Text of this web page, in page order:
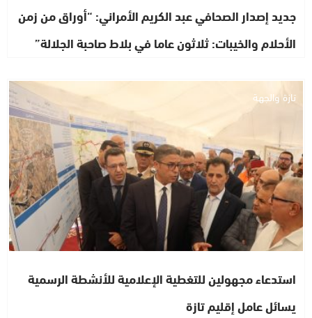
جديد إصدار الصحافي عبد الكريم الأمراني: “أوراق من زمن
الأحلام والخيبات: ثلاثون عاما في بلاط صاحبة الجلالة”
تازة والجهة
استدعاء مجهولين للتغطية الإعلامية للأنشطة الرسمية
يسائل عامل إقليم تازة